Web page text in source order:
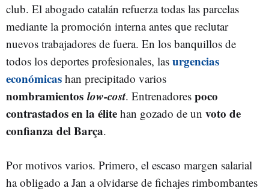
club. El abogado catalán refuerza todas las parcelas
mediante la promoción interna antes que reclutar
nuevos trabajadores de fuera. En los banquillos de
todos los deportes profesionales, las urgencias
económicas han precipitado varios
nombramientos low-cost. Entrenadores poco
contrastados en la élite han gozado de un voto de
confianza del Barça.
Por motivos varios. Primero, el escaso margen salarial
ha obligado a Jan a olvidarse de fichajes rimbombantes